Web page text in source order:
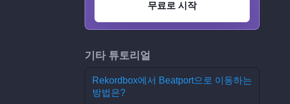
무료로 시작
기타 튜토리얼
Rekordbox에서 Beatport으로 이동하는
방법은?